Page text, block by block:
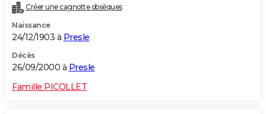
Créer une cagnotte obsèques
Naissance
24/12/1903 à Presle
Décès
26/09/2000 à Presle
Famille PICOLLET